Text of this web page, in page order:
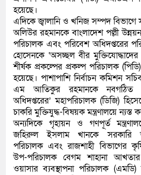
হয়েছে।
এদিকে জ্বালানি ও খনিজ সম্পদ বিভাগে
অলিউর রহমানকে বাংলাদেশ পল্লী
পরিচালক এবং পরিবেশ অধিদপ্তরের
হোসেনকে ‘অসচ্ছল বীর
শীর্ষক প্রকল্পের প্রকল্প পরিচালক
হয়েছে। পাশাপাশি নির্বাচন কমিশন
এম আতিকুর রহমানকে নবগঠিত
অধিদপ্তরের’ মহাপরিচালক (ডিজি)
চাকরি মুক্তিযুদ্ধ-বিষয়ক মন্ত্রণালয়ে ন্যস্ত
অন্যদিকে গৃহায়ন ও গণপূর্ত
জহিরুল ইসলাম খানকে সরকারি
পরিচালক এবং রাজশাহী বিভাগের
উপ-পরিচালক বেগম শাহানা আখতার
ওয়াসার ব্যবস্থাপনা পরিচালক